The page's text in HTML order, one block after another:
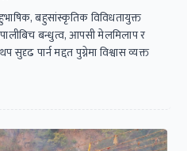
बहुसांस्कृतिक विविधतायुक्त
बन्धुत्व, आपसी मेलमिलाप र
सुदृढ पार्न मद्दत पुग्नेमा विश्वास व्यक्त